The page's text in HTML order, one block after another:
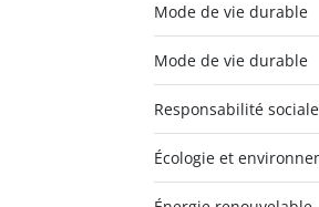
Mode de vie durable
Mode de vie durable
Responsabilité
Écologie et